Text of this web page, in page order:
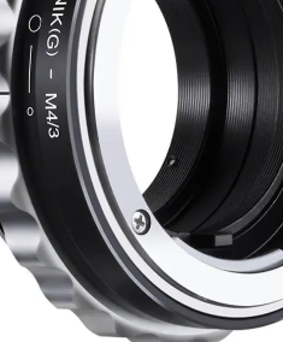
JJC Objektivlock vridbart
för Canon PowerShot V10
★ ★ ★
149 kr
LÄGG I VARUKORG